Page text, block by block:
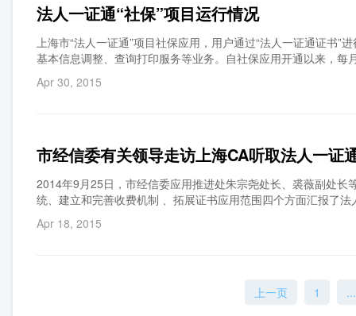
法人一证通“社保”项目运行情况
上海市“法人一证通”项目社保应用，用户通过“法人一证通证书
基本信息调整、查询打印服务等业务。自社保应用开通以来，
位在社会保险自助经办平台上，在线集中办理年度工资申报业
服务热线中关于社保业务的咨询量为64046次，占电话咨询服
Apr 30, 2015
市经信委有关领导走访上海CA听取法人一证
2014年9月25日，市经信委应用推进处朱宗尧处长、裘薇副处
统、建立和完善收费机制 、拓展证书应用范围四个方面汇报了
下一步工作打算。朱宗尧处长对于法人一证通项目这几年所取
导，企业自愿应用、推广一证通用，兼顾专用需求、规范证书
Apr 18, 2015
上一页 1 ...